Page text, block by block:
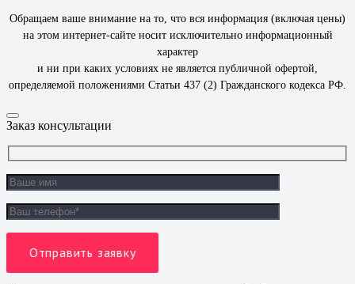
Обращаем ваше внимание на то, что вся информация (включая цены)
на этом интернет-сайте носит исключительно информационный
характер
и ни при каких условиях не является публичной офертой,
определяемой положениями Статьи 437 (2) Гражданского кодекса РФ.
Заказ консультации